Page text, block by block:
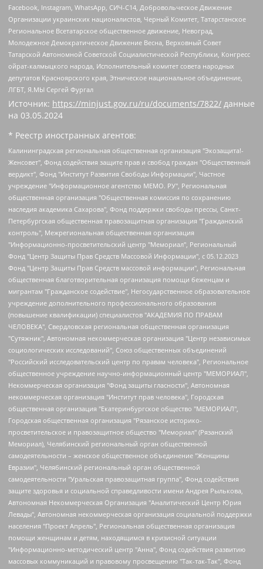
Facebook, Instagram, WhatsApp, СИЧ-С14, Добровольческое Движение
Организации украинских националистов, Черный Комитет, Татарстанское
Региональное Всетатарское общественное движение, Невоград,
Молодежное Демократическое Движение Весна, Верховный Совет
Татарской Автономной Советской Социалистической Республики, Конгресс
ойрат-калмыцкого народа, Исполнительный комитет совета народных
депутатов Красноярского края, Этническое национальное объединение,
ЛГБТ, Я.МЫ Сергей Фургал
Источник: https://minjust.gov.ru/ru/documents/7822/ данные
на 03.05.2024
* Реестр иностранных агентов:
Калининградская региональная общественная организация "Экозащита!-Женсовет", Фонд содействия защите прав и свобод граждан "Общественный вердикт", Фонд "Институт Развития Свободы Информации", Частное учреждение "Информационное агентство МЕМО. РУ", Региональная общественная организация "Общественная комиссия по сохранению наследия академика Сахарова", Фонд поддержки свободы прессы, Санкт-Петербургская общественная правозащитная организация "Гражданский контроль", Межрегиональная общественная организация "Информационно-просветительский центр "Мемориал", Региональный Фонд "Центр Защиты Прав Средств Массовой Информации", с 05.12.2023 Фонд "Центр Защиты Прав Средств массовой информации", Региональная общественная благотворительная организация помощи беженцам и мигрантам "Гражданское содействие", Негосударственное образовательное учреждение дополнительного профессионального образования (повышение квалификации) специалистов "АКАДЕМИЯ ПО ПРАВАМ ЧЕЛОВЕКА", Свердловская региональная общественная организация "Сутяжник", Автономная некоммерческая организация "Центр независимых социологических исследований", Союз общественных объединений "Российский исследовательский центр по правам человека", Региональное общественное учреждение научно-информационный центр "МЕМОРИАЛ", Некоммерческая организация "Фонд защиты гласности", Автономная некоммерческая организация "Институт прав человека", Городская общественная организация "Екатеринбургское общество "МЕМОРИАЛ", Городская общественная организация "Рязанское историко-просветительское и правозащитное общество "Мемориал" (Рязанский Мемориал), Челябинский региональный орган общественной самодеятельности – женское общественное объединение "Женщины Евразии", Челябинский региональный орган общественной самодеятельности "Уральская правозащитная группа", Фонд содействия защите здоровья и социальной справедливости имени Андрея Рылькова, Автономная Некоммерческая Организация "Аналитический Центр Юрия Левады", Автономная некоммерческая организация социальной поддержки населения "Проект Апрель", Региональная общественная организация помощи женщинам и детям, находящимся в кризисной ситуации "Информационно-методический центр "Анна", Фонд содействия развитию массовых коммуникаций и правовому просвещению "Так-так-Так", Фонд содействия устойчивому развитию "Серебряная тайга", Свердловский региональный общественный фонд социальных проектов "Новое время", "Idel.Реалии", Кавказ.Реалии, Крым.Реалии, Телеканал Настоящее Время, Татаро-башкирская служба Радио Свобода (Azatliq Radiosi), Радио Свободная Европа/Радио Свобода (PCE/PC), "Сибирь.Реалии", "Фактограф", Благотворительный фонд помощи осужденным и их семьям, Автономная некоммерческая организация "Институт глобализации и социальных движений", Фонд "В защиту прав заключенных", Частное учреждение "Центр поддержки и содействия развитию средств массовой информации", Пензенский региональный общественный благотворительный фонд "Гражданский союз", "Север.Реалии", Некоммерческая организация Фонд "Правовая инициатива", Общество с ограниченной ответственностью "Радио Свободная Европа/Радио Свобода", Чешское информационное агентство "MEDIUM-ORIENT", Красноярская региональная общественная организация "Мы против СПИДа", Камалягин Денис Николаевич, Маркелов Сергей Евгеньевич, Пономарев Лев Александрович, Савицкая Людмила Алексеевна, Автономная некоммерческая организация "Центр по работе с проблемой насилия "НАСИЛИЮ.НЕТ", Межрегиональный профессиональный союз работников здравоохранения "Альянс врачей", Юридическое лицо, зарегистрированное в Латвийской Республике, SIA "Medusa Project" (регистрационный номер 40103797863, дата регистрации 10.06.2014), Некоммерческая организация "Фонд по борьбе с коррупцией", Автономная некоммерческая организация "Институт права и публичной политики", Баданин Роман Сергеевич, Гликин Максим Александрович, Железнова Мария Михайловна, Лукьянова Юлия Сергеевна, Маетная Елизавета Витальевна, Маняхин Петр Борисович, Чуракова Ольга Владимировна, Ярош Юлия Петровна, Юридическое лицо "The Insider SIA", зарегистрированное в Риге, Латвийская Республика (дата регистрации 26.06.2015), являющееся администратором доменного имени интернет-издания "The Insider SIA", https://theins.ru, Постернак Алексей Евгеньевич, Рубин Михаил Аркадьевич, Анин Роман Александрович, Юридическое лицо Istories fonds, зарегистрированное в Латвийской Республике (регистрационный номер 50008295751, дата регистрации 24.02.2020), Великовский Дмитрий Александрович, Долинина Ирина Николаевна, Мароховская Алеся Алексеевна, Шлейнов Роман Юрьевич, Шмагун Олеся Валентиновна, Общество с ограниченной ответственностью "Альтаир 2021", Общество с ограниченной ответственностью "Вега 2021", Общество с ограниченной ответственностью "Главный редактор 2021", Общество с ограниченной ответственностью "Ромашки монолит", Важенков Артем Валерьевич, Ивановская областная общественная организация "Центр гендерных исследований", Гурман Юрий Альбертович, Медиапроект "ОВД-Инфо", Егоров Владимир Владимирович, Жилинский Владимир Александрович, Общество с ограниченной ответственностью "ЗП", Иванова София Юрьевна, Карезина Инна Павловна, Кильтау Екатерина Викторовна, Петров Алексей Викторович, Пискунов Сергей Евгеньевич, Смирнов Сергей Сергеевич, Тихонов Михаил Сергеевич, Общество с ограниченной ответственностью "ЖУРНАЛИСТ-ИНОСТРАННЫЙ АГЕНТ", Арапова Галина Юрьевна, Вольтская Татьяна Анатольевна, Американская компания "Mason G.E.S. Anonymous Foundation" (США), являющаяся владельцем интернет-издания https://mnews.world/, Компания "Stichting Bellingcat", зарегистрированная в Нидерландах (дата регистрации 11.07.2018), Захаров Андрей Вячеславович, Клепиковская Екатерина Дмитриевна, Общество с ограниченной ответственностью "МЕМО", Перл Роман Александрович, Симонов Евгений Алексеевич, Соловьева Елена Анатольевна, Сотников Даниил Владимирович, Сурначева Елизавета Дмитриевна, Автономная некоммерческая организация по защите прав человека и информированию населения "Якутия – Наше Мнение", Общество с ограниченной ответственностью "Москоу диджитал медиа", с 26.01.2023 Общество с ограниченной ответственностью "Чайка Белые сады", Ветошкина Валерия Валерьевна, Заговора Максим Александрович, Межрегиональное общественное движение "Российская ЛГБТ - сеть", Оленичев Максим Владимирович, Павлов Иван Юрьевич, Скворцова Елена Сергеевна, Общество с ограниченной ответственностью "Как бы инагент", Кочетков Игорь Викторович, Общество с ограниченной ответственностью "Честные выборы", Еланчик Олег Александрович, Общество с ограниченной ответственностью "Нобелевский призыв", Гималова Регина Эмилевна, Григорьев Андрей Валерьевич, Григорьева Алина Александровна, Ассоциация по содействию защите прав призывников, альтернативнослужащих и военнослужащих "Правозащитная группа "Гражданин.Армия.Право", Хисамова Регина Фаритовна, Автономная некоммерческая организация по реализации социально-правовых программ "Лилит", Дальневосточное общественное движение "Маяк", Санкт-Петербургская ЛГБТ-инициативная группа "Выход", Инициативная группа ЛГБТ+ "Реверс", Алексеев Андрей Викторович, Бекбулатова Таисия Львовна, Беляев Иван Михайлович, Владыкина Елена Сергеевна, Гельман Марат Александрович, Никульшина Вероника Юрьевна, Толоконникова Надежда Андреевна, Шендерович Виктор Анатольевич, Общество с ограниченной ответственностью "Данное сообщение", Общество с ограниченной ответственностью Издательский дом "Новая глава", Айнбиндер Александра Александровна, Московский комьюнити-центр для ЛГБТ+инициатив, Благотворительный фонд развития филантропии, Deutsche Welle (Германия, Kurt-Schumacher-Strasse 3, 53113 Bonn), Борзунова Мария Михайловна, Воробьев Виктор Викторович, Голубева Анна Львовна, Константинова Алла Михайловна, Малкова Ирина Владимировна, Мурадов Мурад Абдулгалимович, Осетинская Елизавета Николаевна, Понасенков Евгений Николаевич, Ганапольский Матвей Юрьевич, Киселев Евгений Алексеевич, Борухович Ирина Григорьевна, Дремин Иван Тимофеевич, Дубровский Дмитрий Викторович, Красноярская региональная общественная организация поддержки и развития альтернативных образовательных технологий и межкультурных коммуникаций "ИНТЕРРА", Маяковская Екатерина Алексеевна, Фейгин Марк Захарович, Филимонов Андрей Викторович, Дзугкоева Регина Николаевна, Доброхотов Роман Александрович, Дудь Юрий Александрович, Елкин Сергей Владимирович, Кругликов Кирилл Игоревич, Сабунаева Мария Леонидовна, Семенов Алексей Владимирович, Шаинян Карен Багратович, Шульман Екатерина Михайловна, Асафьев Артур Валерьевич, Вахштайн Виктор Семенович, Венедиктов Алексей Алексеевич, Лушникова Екатерина Евгеньевна, Волков Леонид Михайлович, Невзоров Александр Глебович, Пархоменко Сергей Борисович, Сироткин Ярослав Николаевич, Кара-Мурза Владимир Владимирович, Баранова Наталья Владимировна, Гозман Леонид Яковлевич, Кагарлицкий Борис Юльевич, Климарев Михаил Валерьевич, Милов Владимир Станиславович, Автономная некоммерческая организация Краснодарский центр современного искусства "Типография", Моргенштерн Алишер Тагирович, Соболь Любовь Эдуардовна, Общество с ограниченной ответственностью "ЛИЗА НОРМ", Каспаров Гарри Кимович, Ходорковский Михаил Борисович, Общество с ограниченной ответственностью "Апрельские тезисы", Данилович Ирина Брониславовна, Кашин Олег Владимирович, Петров Николай Владимирович, Пивоваров Алексей Владимирович, Соколов Михаил Владимирович, Цветкова Юлия Владимировна, Чичваркин Евгений Александрович, Комитет против пыток/Команда против пыток, Общество с ограниченной ответственностью "Первый научный", Общество с ограниченной ответственностью "Вертолет и ко", Белоцерковская Вероника Борисовна, Кац Максим Евгеньевич, Лазарева Татьяна Юрьевна, Шаведдинов Руслан Табризович, Яшин Илья Валерьевич, Общество с ограниченной ответственностью "Иноагент ААВ", Алешковский Дмитрий Петрович, Альбац Евгения Марковна, Быков Дмитрий Львович, Галямина Юлия Евгеньевна, Лойко Сергей Леонидович, Мартынов Кирилл Константинович, Медведев Сергей Александрович, Крашенинников Федор Геннадиевич, Гордеева Катерина Вл